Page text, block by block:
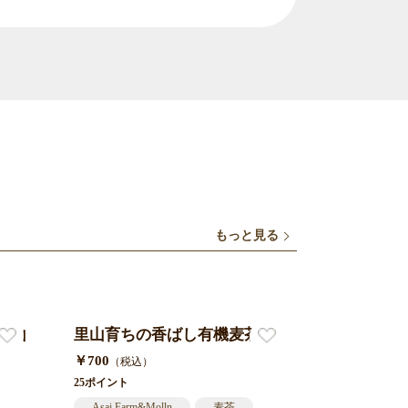
もっと見る
山 里山育ちの香ばし有機麦茶
￥700 （税込）
25ポイント